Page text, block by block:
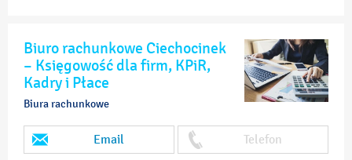
Biuro rachunkowe Ciechocinek
– Księgowość dla firm, KPiR,
Kadry i Płace
Biura rachunkowe
Email Telefon